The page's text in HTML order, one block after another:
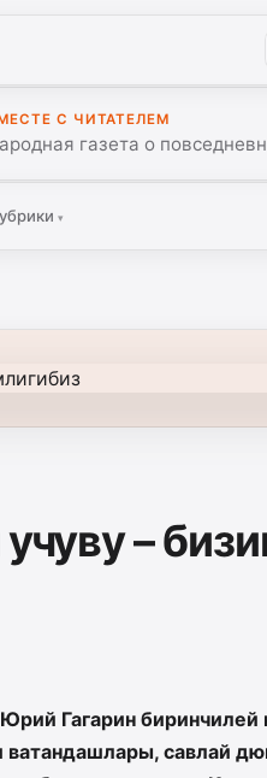
С ЧИТАТЕЛЕМ
газета о
▾
–
Гагарин биринчилей
савлай